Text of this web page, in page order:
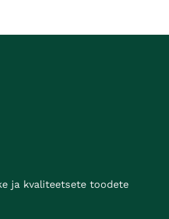
Valikuid
ja kvaliteetsete toodete